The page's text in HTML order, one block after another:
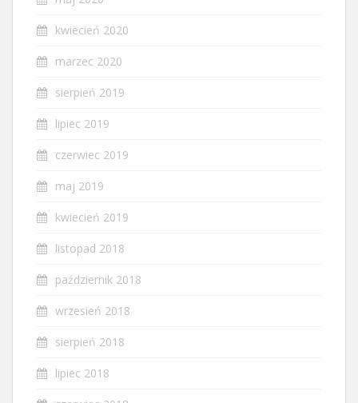
kwiecień 2020
marzec 2020
sierpień 2019
lipiec 2019
czerwiec 2019
maj 2019
kwiecień 2019
listopad 2018
październik 2018
wrzesień 2018
sierpień 2018
lipiec 2018